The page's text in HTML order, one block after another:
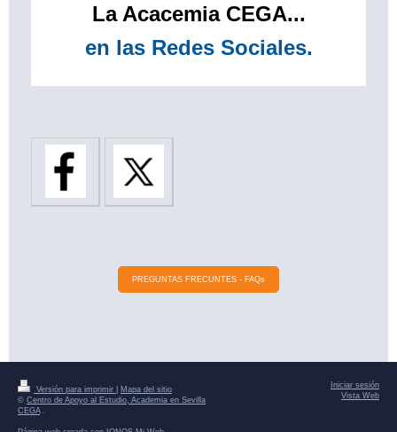
La Acacemia CEGA...
en las Redes Sociales.
PREGUNTAS FRECUNTES - FAQs
Versión para imprimir
Mapa del sitio
© Centro de Apoyo al Estudio, Academia en Sevilla
CEGA.
Iniciar sesión
Vista Web